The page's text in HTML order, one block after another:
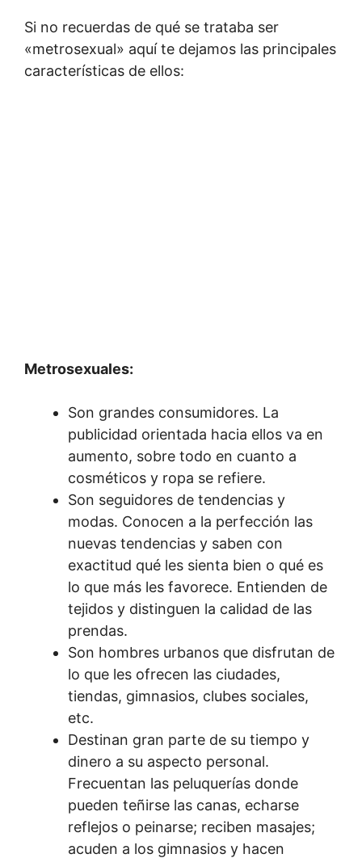
Si no recuerdas de qué se trataba ser
«metrosexual» aquí te dejamos las principales
características de ellos:
Metrosexuales:
Son grandes consumidores. La
publicidad orientada hacia ellos va en
aumento, sobre todo en cuanto a
cosméticos y ropa se refiere.
Son seguidores de tendencias y
modas. Conocen a la perfección las
nuevas tendencias y saben con
exactitud qué les sienta bien o qué es
lo que más les favorece. Entienden de
tejidos y distinguen la calidad de las
prendas.
Son hombres urbanos que disfrutan de
lo que les ofrecen las ciudades,
tiendas, gimnasios, clubes sociales,
etc.
Destinan gran parte de su tiempo y
dinero a su aspecto personal.
Frecuentan las peluquerías donde
pueden teñirse las canas, echarse
reflejos o peinarse; reciben masajes;
acuden a los gimnasios y hacen